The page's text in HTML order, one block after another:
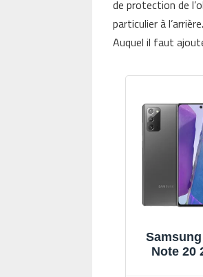
de protection de
particulier à
Auquel il faut
Note 20